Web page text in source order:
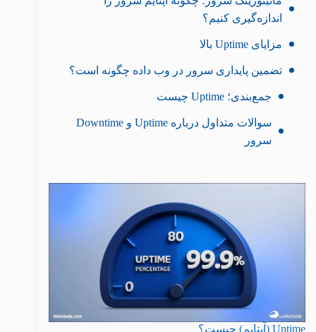
اندازه‌گیری کنیم؟
مزایای Uptime بالا
تضمین پایداری سرور در وب داده چگونه است؟
جمع‌بندی؛ Uptime چیست
سوالات متداول درباره Uptime و Downtime
سرور
Uptime (آپتایم) چیست؟